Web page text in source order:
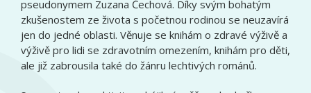
pseudonymem Zuzana Čechová. Díky svým bohatým
zkušenostem ze života s početnou rodinou se neuzavírá
jen do jedné oblasti. Věnuje se knihám o zdravé výživě a
výživě pro lidi se zdravotním omezením, knihám pro děti,
ale již zabrousila také do žánru lechtivých románů.